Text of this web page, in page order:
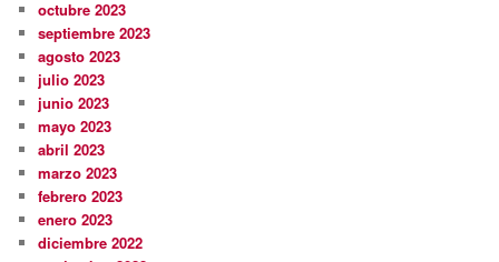
octubre 2023
septiembre 2023
agosto 2023
julio 2023
junio 2023
mayo 2023
abril 2023
marzo 2023
febrero 2023
enero 2023
diciembre 2022